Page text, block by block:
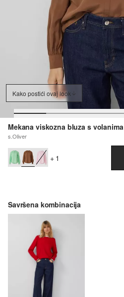
Kako postići ovaj look
Mekana viskozna bluza s volanima
s.Oliver
+ 1
Savršena kombinacija